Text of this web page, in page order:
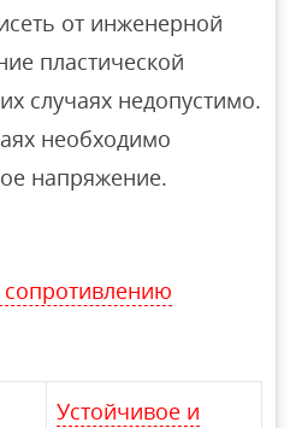
от инженерной
пластической
случаях недопустимо.
необходимо
напряжение.
Устойчивое и